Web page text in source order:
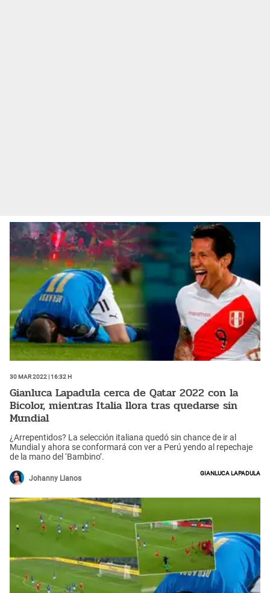
30 Mar 2022 | 16:32 h
Gianluca Lapadula cerca de Qatar 2022 con la
Bicolor, mientras Italia llora tras quedarse sin
Mundial
¿Arrepentidos? La selección italiana quedó sin chance de ir al
Mundial y ahora se conformará con ver a Perú yendo al repechaje
de la mano del ‘Bambino’.
Johanny Llanos
Gianluca Lapadula